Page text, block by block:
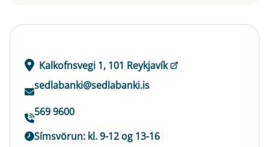
Kalkofnsvegi 1, 101 Reykjavík
sedlabanki@sedlabanki.is
569 9600
Símsvörun: kl. 9-12 og 13-16